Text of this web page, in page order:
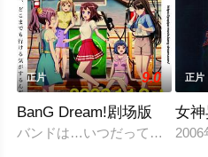
正片 9.0
BanG Dream!剧场版
バンドは…いつだって夢を見さ
正片
女